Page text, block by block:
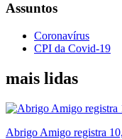
Assuntos
Coronavírus
CPI da Covid-19
mais lidas
Abrigo Amigo registra